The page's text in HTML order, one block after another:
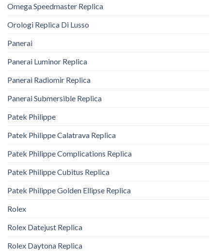
Omega Speedmaster Replica
Orologi Replica Di Lusso
Panerai
Panerai Luminor Replica
Panerai Radiomir Replica
Panerai Submersible Replica
Patek Philippe
Patek Philippe Calatrava Replica
Patek Philippe Complications Replica
Patek Philippe Cubitus Replica
Patek Philippe Golden Ellipse Replica
Rolex
Rolex Datejust Replica
Rolex Daytona Replica